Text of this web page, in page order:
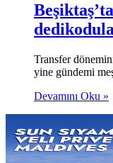
Transfer
yine gündemi
Devamını Oku »